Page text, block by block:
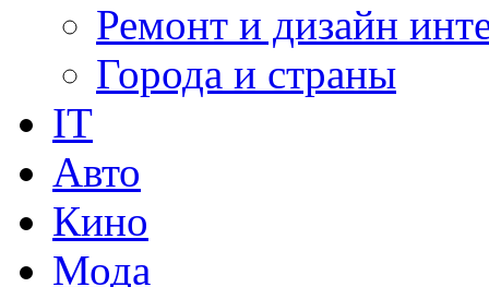
Ремонт и дизайн
Города и страны
IT
Авто
Кино
Мода